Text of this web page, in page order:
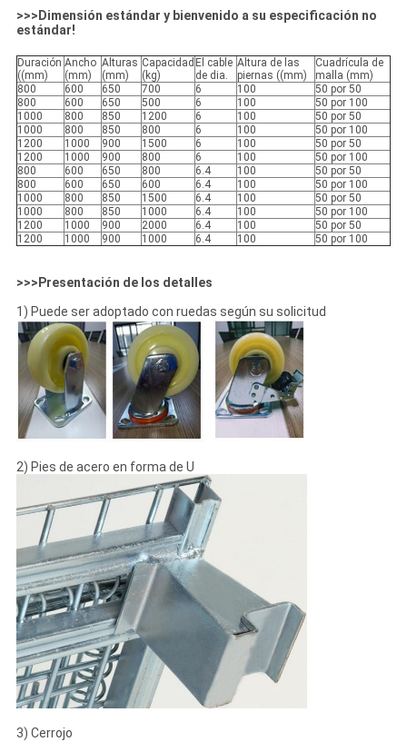
>>>Dimensión estándar y bienvenido a su especificación no
estándar!
Duración
((mm)
Ancho
(mm)
Alturas
(mm)
Capacidad
(kg)
El cable
de dia.
Altura de las
piernas ((mm)
Cuadrícula de
malla (mm)
800
600 650 700 6 100
50 por 50
800
600 650 500 6 100
50 por 100
1000
800 850 1200 6 100
50 por 50
1000
800 850 800 6 100
50 por 100
1200
1000 900 1500 6 100
50 por 50
1200
1000 900 800 6 100
50 por 100
800
600 650 800 6.4 100
50 por 50
800
600 650 600 6.4 100
50 por 100
1000
800 850 1500 6.4 100
50 por 50
1000
800 850 1000 6.4 100
50 por 100
1200
1000 900 2000 6.4 100
50 por 50
1200
1000 900 1000 6.4 100 50 por 100
>>>Presentación de los detalles
1) Puede ser adoptado con ruedas según su solicitud
2) Pies de acero en forma de U
3) Cerrojo